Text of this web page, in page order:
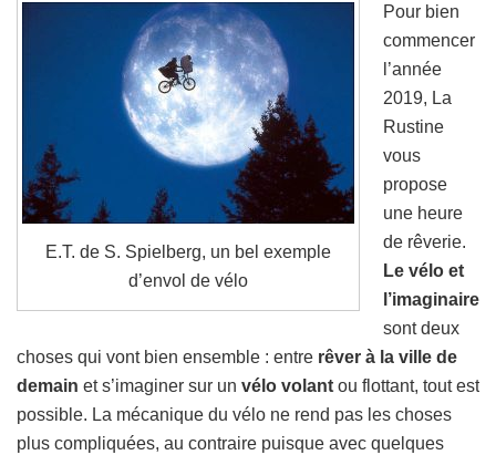
E.T. de S. Spielberg, un bel exemple
d’envol de vélo
Pour bien
commencer
l’année
2019, La
Rustine
vous
propose
une heure
de rêverie.
Le vélo et
l’imaginaire
sont deux
choses qui vont bien ensemble : entre rêver à la ville de
demain et s’imaginer sur un vélo volant ou flottant, tout est
possible. La mécanique du vélo ne rend pas les choses
plus compliquées, au contraire puisque avec quelques